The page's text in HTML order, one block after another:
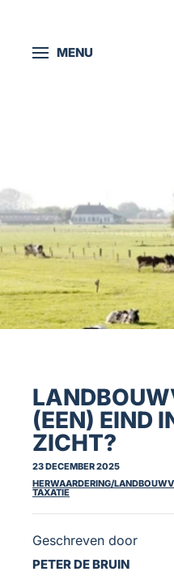
MENU
(EEN) EIND
ZICHT?
23 DECEMBER 2025
HERWAARDERING/
TAXATIE
Geschreven door
PETER DE BRUIN